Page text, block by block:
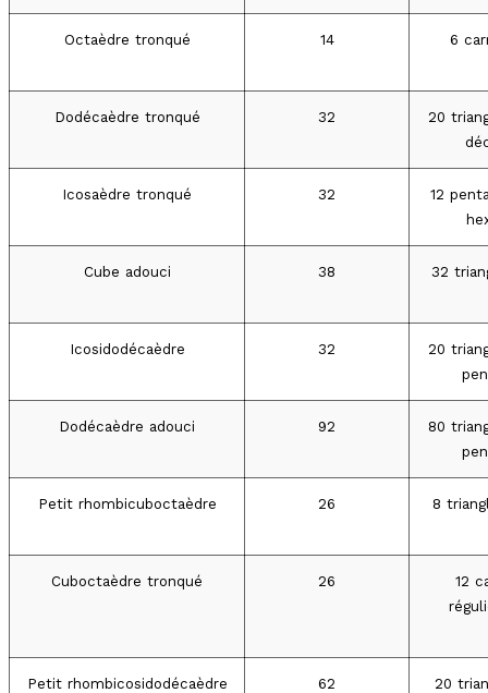
Octaèdre tronqué 14 6
Dodécaèdre tronqué 32
20
Icosaèdre tronqué 32
12
Cube adouci 38 32
Icosidodécaèdre 32
20
Dodécaèdre adouci 92
80
Petit rhombicuboctaèdre 26 8
Cuboctaèdre tronqué 26
12
Petit rhombicosidodécaèdre 62
20